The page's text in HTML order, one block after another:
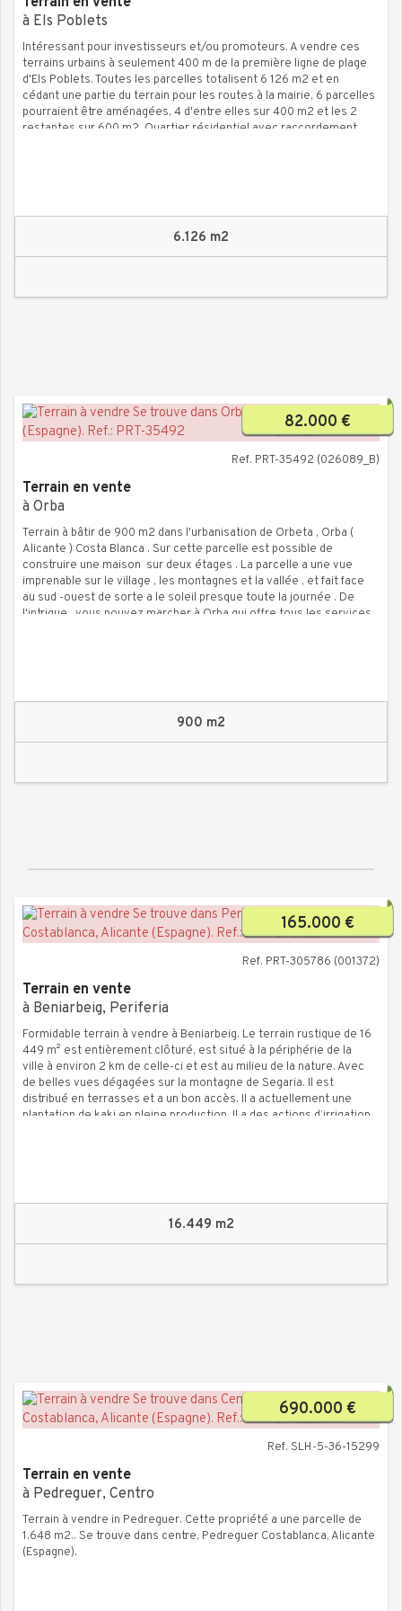
à Els Poblets
Intéressant pour investisseurs et/ou promoteurs. A vendre ces
terrains urbains à seulement 400 m de la première ligne de plage
d'Els Poblets. Toutes les parcelles totalisent 6 126 m2 et en
cédant une partie du terrain pour les routes à la mairie, 6 parcelles
pourraient être aménagées, 4 d'entre elles sur 400 m2 et les 2
restantes sur 600 m2. Quartier résidentiel avec raccordement
6.126 m2
82.000 €
Ref. PRT-35492 (026089_B)
Terrain en vente
à Orba
Terrain à bâtir de 900 m2 dans l'urbanisation de Orbeta , Orba (
Alicante ) Costa Blanca . Sur cette parcelle est possible de
construire une maison sur deux étages . La parcelle a une vue
imprenable sur le village , les montagnes et la vallée , et fait face
au sud -ouest de sorte a le soleil presque toute la journée . De
l'intrigue , vous pouvez marcher à Orba qui offre tous les services
900 m2
165.000 €
Ref. PRT-305786 (001372)
Terrain en vente
à Beniarbeig, Periferia
Formidable terrain à vendre à Beniarbeig. Le terrain rustique de 16
449 m² est entièrement clôturé, est situé à la périphérie de la
ville à environ 2 km de celle-ci et est au milieu de la nature. Avec
de belles vues dégagées sur la montagne de Segaria. Il est
distribué en terrasses et a un bon accès. Il a actuellement une
plantation de kaki en pleine production. Il a des actions d’irrigation
à la visiter! Si vous souhaitez obtenir davantage d’informations sur
ce terrain, n’hésitez pas à nous contacter. Nous serons ravis de
16.449 m2
690.000 €
Ref. SLH-5-36-15299
Terrain en vente
à Pedreguer, Centro
Terrain à vendre in Pedreguer. Cette propriété a une parcelle de
1.648 m2.. Se trouve dans centre, Pedreguer Costablanca, Alicante
(Espagne).